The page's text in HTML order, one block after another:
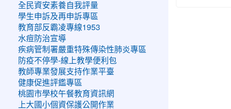
全民資安素養自我評量
學生申訴及再申訴專區
教育部反霸凌專線1953
水痘防治宣導
疾病管制署嚴重特殊傳染性肺炎專區
防疫不停學-線上教學便利包
教師專業發展支持作業平臺
健康促進評鑑專區
桃園市學校午餐教育資訊網
上大國小個資保護公開作業